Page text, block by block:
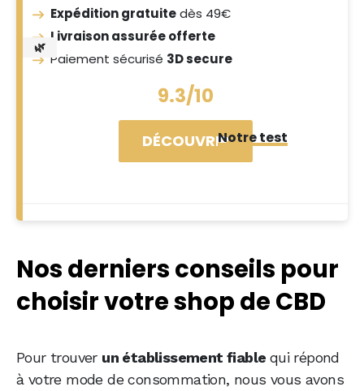
Expédition gratuitedès 49€
Livraison assurée offerte
Paiement sécurisé 3D secure
9.3/10
DÉCOUVRIRNotre test
🌿
Nos derniers conseils pour
choisir votre shop de CBD
Pour trouver un établissement fiable qui répond
à votre mode de consommation, nous vous avons